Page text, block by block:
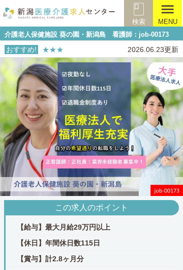
検索
menu
MENU
介護老人保健施設 葵の園・新潟島 看護師：job-00173
おすすめ! ★★★ 2026.06.23更新
この求人のポイント
【給与】最大月給29万円以上
【休日】年間休日数115日
【賞与】計2.8ヶ月分